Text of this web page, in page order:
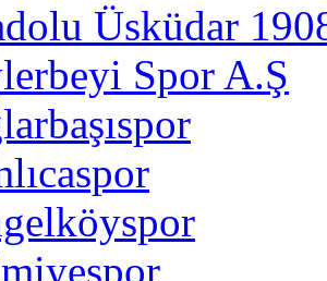
Üsküdar
Spor A.Ş